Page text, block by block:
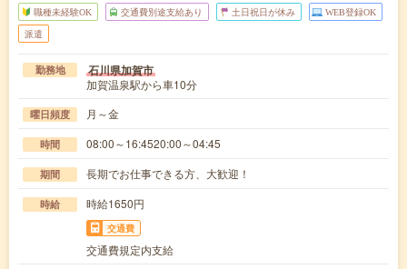
職種未経験OK 交通費別途支給あり 土日祝日が休み WEB登録OK
派遣
勤務地 石川県加賀市
加賀温泉駅から車10分
曜日頻度 月～金
時間 08:00～16:4520:00～04:45
期間 長期でお仕事できる方、大歓迎！
時給 時給1650円
交通費
交通費規定内支給